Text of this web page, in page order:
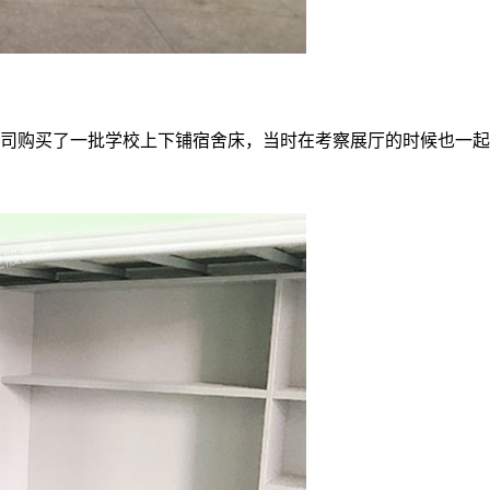
购买了一批学校上下铺宿舍床，当时在考察展厅的时候也一